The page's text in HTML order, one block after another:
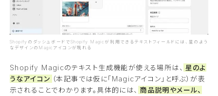
ShopifyのダッシュボードでShopify Magicが利用できるテキストフィールドには、星のよう
なデザインのMagicアイコンが現れる
Shopify Magicのテキスト生成機能が使える場所は、 星のよ
うなアイコン （本記事では仮に「Magicアイコン」と呼ぶ）が表
示されることでわかります。具体的には、 商品説明やメール、